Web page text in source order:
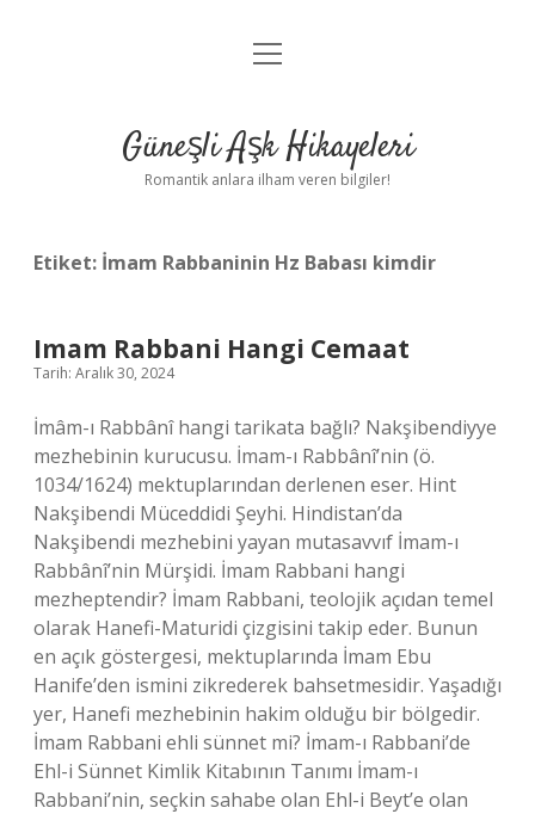
Anasayfa
Yasal Uyarı
menüyü
Güneşli Aşk Hikayeleri
Romantik anlara ilham veren bilgiler!
Etiket: İmam Rabbaninin Hz Babası kimdir
Imam Rabbani Hangi Cemaat
Tarih: Aralık 30, 2024
İmâm-ı Rabbânî hangi tarikata bağlı? Nakşibendiyye
mezhebinin kurucusu. İmam-ı Rabbânî’nin (ö.
1034/1624) mektuplarından derlenen eser. Hint
Nakşibendi Müceddidi Şeyhi. Hindistan’da
Nakşibendi mezhebini yayan mutasavvıf İmam-ı
Rabbânî’nin Mürşidi. İmam Rabbani hangi
mezheptendir? İmam Rabbani, teolojik açıdan temel
olarak Hanefi-Maturidi çizgisini takip eder. Bunun
en açık göstergesi, mektuplarında İmam Ebu
Hanife’den ismini zikrederek bahsetmesidir. Yaşadığı
yer, Hanefi mezhebinin hakim olduğu bir bölgedir.
İmam Rabbani ehli sünnet mi? İmam-ı Rabbani’de
Ehl-i Sünnet Kimlik Kitabının Tanımı İmam-ı
Rabbani’nin, seçkin sahabe olan Ehl-i Beyt’e olan